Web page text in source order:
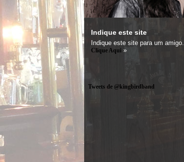
Indique este site
Indique este site para um amigo.
Clique Aqui »
Tweets de @kingbirdband